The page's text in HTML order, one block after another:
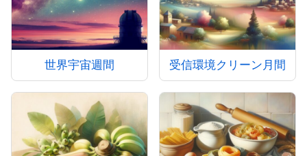
世界宇宙週間 受信環境クリーン月間